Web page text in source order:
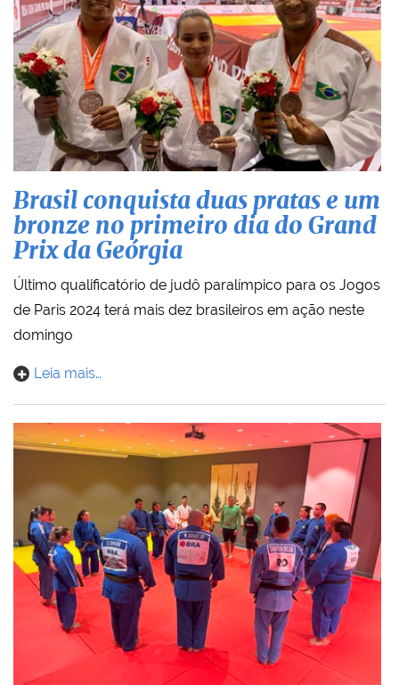
Brasil conquista duas pratas e um
bronze no primeiro dia do Grand
Prix da Geórgia
Último qualificatório de judô paralímpico para os Jogos
de Paris 2024 terá mais dez brasileiros em ação neste
domingo
Leia mais…